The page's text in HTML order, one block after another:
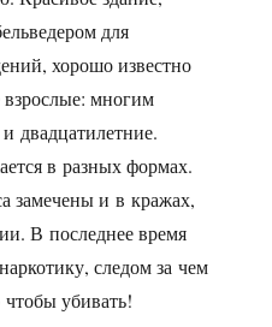
для
хорошо известно
многим
двадцатилетние.
в разных формах.
замечены и в кражах,
В последнее время
следом за чем
убивать!